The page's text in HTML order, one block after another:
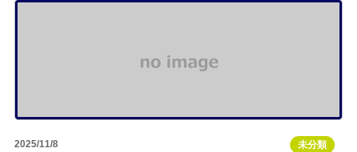
2025/11/8 未分類